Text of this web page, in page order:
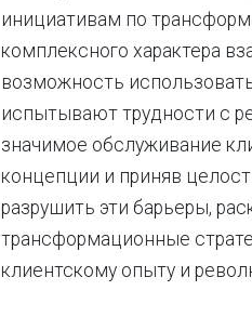
инициативам по
комплексного характера
возможность
испытывают трудности с
значимое обслуживание
концепции и приняв
разрушить эти барьеры,
трансформационные
клиентскому опыту и